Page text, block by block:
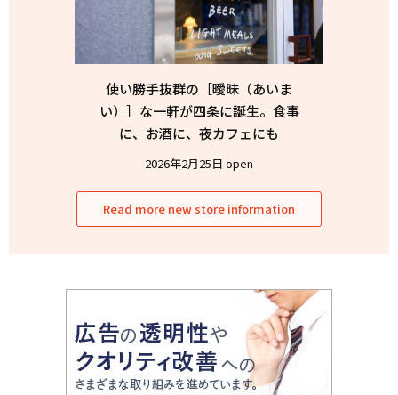
使い勝手抜群の［曖昧（あいま
い）］な一軒が四条に誕生。食事
に、お酒に、夜カフェにも
2026年2月25日 open
Read more new store information